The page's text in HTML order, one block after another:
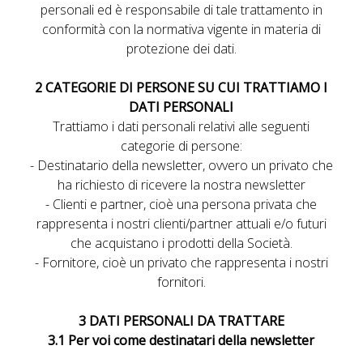
personali ed è responsabile di tale trattamento in
conformità con la normativa vigente in materia di
protezione dei dati.
2 CATEGORIE DI PERSONE SU CUI TRATTIAMO I
DATI PERSONALI
Trattiamo i dati personali relativi alle seguenti
categorie di persone:
- Destinatario della newsletter, ovvero un privato che
ha richiesto di ricevere la nostra newsletter
- Clienti e partner, cioè una persona privata che
rappresenta i nostri clienti/partner attuali e/o futuri
che acquistano i prodotti della Società.
- Fornitore, cioè un privato che rappresenta i nostri
fornitori.
3 DATI PERSONALI DA TRATTARE
3.1 Per voi come destinatari della newsletter